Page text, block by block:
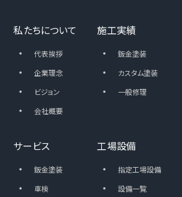
私たちについて
・ 代表挨拶
・ 企業理念
・ ビジョン
・ 会社概要
施工実績
・ 鈑金塗装
・ カスタム塗装
・ 一般修理
サービス
・ 鈑金塗装
・ 車検
工場設備
・ 指定工場設備
・ 設備一覧